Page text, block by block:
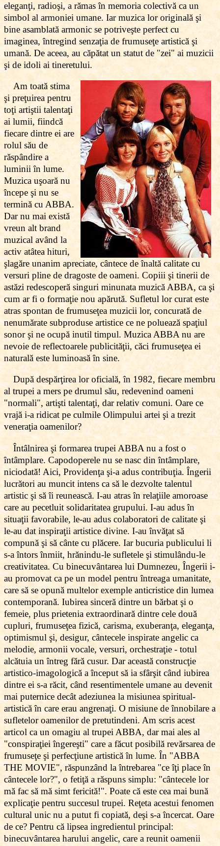
eleganţi, radioşi, a rămas în memoria colectivă ca un
simbol al armoniei umane. Iar muzica lor originală şi
bine asamblată armonic se potriveşte perfect cu
imaginea, întregind senzaţia de frumuseţe artistică şi
umană. De aceea, au căpătat un statut de "zei" ai muzicii
şi de idoli ai tineretului.
Am toată stima
şi preţuirea pentru
toţi artiştii talentaţi
ai lumii, fiindcă
fiecare dintre ei are
rolul său de
răspândire a
luminii în lume.
Muzica uşoară nu
începe şi nu se
termină cu ABBA.
Dar nu mai există
vreun alt brand
muzical având la
activ atâtea hituri,
şlagăre unanim apreciate, cântece de înaltă calitate cu
versuri pline de dragoste de oameni. Copiii şi tinerii de
astăzi redescoperă singuri minunata muzică ABBA, ca şi
cum ar fi o formaţie nou apărută. Sufletul lor curat este
atras spontan de frumuseţea muzicii lor, concurată de
nenumărate subproduse artistice ce ne poluează spaţiul
sonor şi ne ocupă inutil timpul. Muzica ABBA nu are
nevoie de reflectoarele publicităţii, căci frumuseţea ei
naturală este luminoasă în sine.
După despărţirea lor oficială, în 1982, fiecare membru
al trupei a mers pe drumul său, redevenind oameni
"normali", artişti talentaţi, dar relativ comuni. Oare ce
vrajă i-a ridicat pe culmile Olimpului artei şi a trezit
veneraţia oamenilor?
Întâlnirea şi formarea trupei ABBA nu a fost o
întâmplare. Capodoperele nu se nasc din întâmplare,
niciodată! Aici, Providenţa şi-a adus contribuţia. Îngerii
lucrători au muncit intens ca să le dezvolte talentul
artistic şi să îi reunească. I-au atras în relaţiile amoroase
care au pecetluit solidaritatea grupului. I-au adus în
situaţii favorabile, le-au adus colaboratori de calitate şi
le-au dat inspiraţii artistice divine. I-au învăţat să
compună şi să cânte cu plăcere. Iar bucuria publicului li
s-a întors înmiit, hrănindu-le sufletele şi stimulându-le
creativitatea. Cu binecuvântarea lui Dumnezeu, Îngerii i-
au promovat ca pe un model pentru întreaga umanitate,
care să se opună multelor exemple anticristice din lumea
contemporană. Iubirea sinceră dintre un bărbat şi o
femeie, plus prietenia extraordinară dintre cele două
cupluri, frumuseţea fizică, carisma, exuberanţa, eleganţa,
optimismul şi, desigur, cântecele inspirate angelic ca
melodie, armonii vocale, versuri, orchestraţie - totul
alcătuia un întreg fără cusur. Dar această construcţie
artistico-imagologică a început să ia sfârşit când iubirea
dintre ei s-a răcit, când resentimentele umane au devenit
mai puternice decât adeziunea la misiunea spiritual-
artistică în care erau angrenaţi. O misiune de înnobilare a
sufletelor oamenilor de pretutindeni. Am scris acest
articol ca un omagiu al trupei ABBA, dar mai ales al
"conspiraţiei îngereşti" care a făcut posibilă revărsarea de
frumuseţe şi perfecţiune artistică în lume. În "ABBA
THE MOVIE", răspunzând la întrebarea "ce îţi place în
cântecele lor?", o fetiţă a răspuns simplu: "cântecele lor
mă fac să mă simt fericită!". Poate că este cea mai bună
explicaţie pentru succesul trupei. Reţeta acestui fenomen
cultural unic nu a putut fi copiată, deşi s-a încercat. Oare
de ce? Pentru că lipsea ingredientul principal:
binecuvântarea harului angelic, care a reunit oamenii